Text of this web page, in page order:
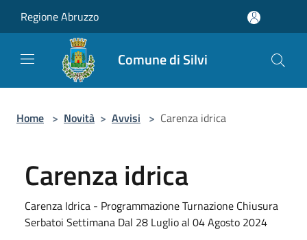
Regione Abruzzo
Comune di Silvi
Home > Novità > Avvisi > Carenza idrica
Carenza idrica
Carenza Idrica - Programmazione Turnazione Chiusura
Serbatoi Settimana Dal 28 Luglio al 04 Agosto 2024